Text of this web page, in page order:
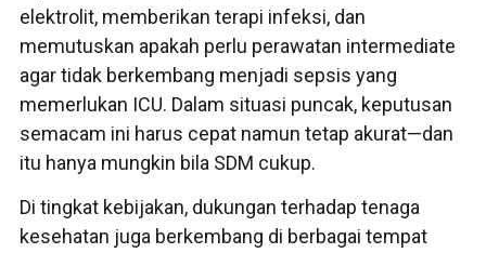
elektrolit, memberikan terapi infeksi, dan
memutuskan apakah perlu perawatan intermediate
agar tidak berkembang menjadi sepsis yang
memerlukan ICU. Dalam situasi puncak, keputusan
semacam ini harus cepat namun tetap akurat—dan
itu hanya mungkin bila SDM cukup.
Di tingkat kebijakan, dukungan terhadap tenaga
kesehatan juga berkembang di berbagai tempat